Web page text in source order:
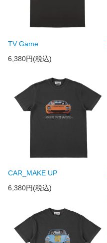
TV Game
6,380円(税込)
CAR_MAKE UP
6,380円(税込)